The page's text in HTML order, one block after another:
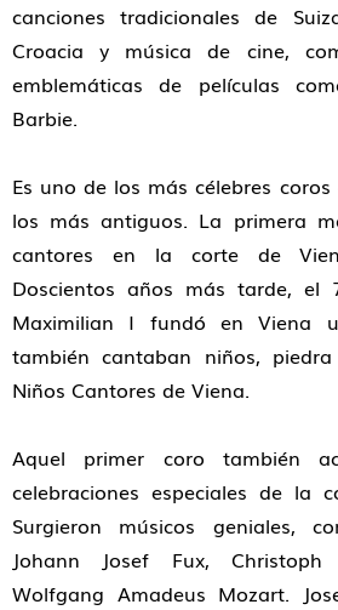
canciones tradicionales de
Croacia y música de cine,
emblemáticas de películas
Barbie.
Es uno de los más célebres
los más antiguos. La primera
cantores en la corte de
Doscientos años más tarde,
Maximilian I fundó en Viena
también cantaban niños,
Niños Cantores de Viena.
Aquel primer coro también
celebraciones especiales de la
Surgieron músicos geniales,
Johann Josef Fux,
Wolfgang Amadeus Mozart.